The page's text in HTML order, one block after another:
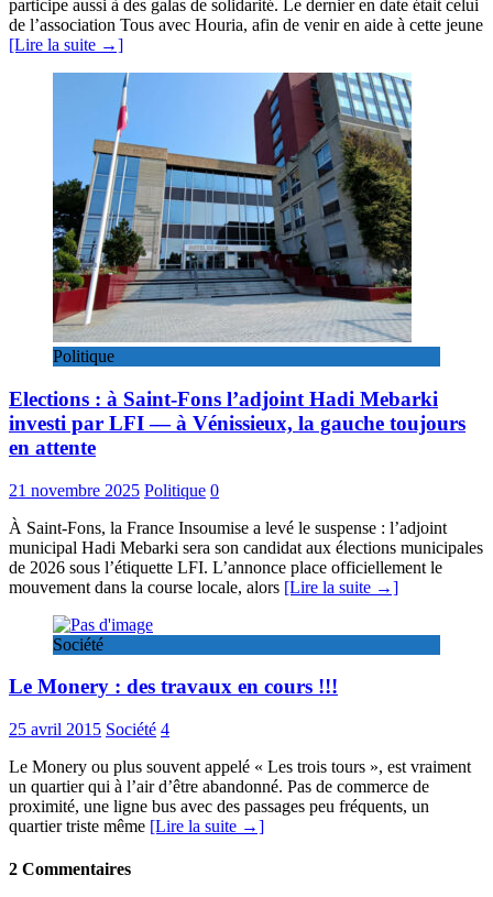
participe aussi à des galas de solidarité. Le dernier en date était celui
de l’association Tous avec Houria, afin de venir en aide à cette jeune
[Lire la suite →]
Politique
Elections : à Saint-Fons l’adjoint Hadi Mebarki
investi par LFI — à Vénissieux, la gauche toujours
en attente
21 novembre 2025 Politique 0
À Saint-Fons, la France Insoumise a levé le suspense : l’adjoint
municipal Hadi Mebarki sera son candidat aux élections municipales
de 2026 sous l’étiquette LFI. L’annonce place officiellement le
mouvement dans la course locale, alors [Lire la suite →]
Société
Le Monery : des travaux en cours !!!
25 avril 2015 Société 4
Le Monery ou plus souvent appelé « Les trois tours », est vraiment
un quartier qui à l’air d’être abandonné. Pas de commerce de
proximité, une ligne bus avec des passages peu fréquents, un
quartier triste même [Lire la suite →]
2 Commentaires